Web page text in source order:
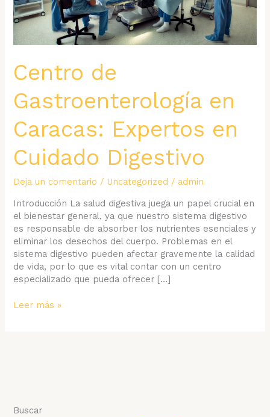
Centro de
Gastroenterología en
Caracas: Expertos en
Cuidado Digestivo
Deja un comentario / Uncategorized / admin
Introducción La salud digestiva juega un papel crucial en
el bienestar general, ya que nuestro sistema digestivo
es responsable de absorber los nutrientes esenciales y
eliminar los desechos del cuerpo. Problemas en el
sistema digestivo pueden afectar gravemente la calidad
de vida, por lo que es vital contar con un centro
especializado que pueda ofrecer […]
Centro
Digestivo
Leer más »
Buscar